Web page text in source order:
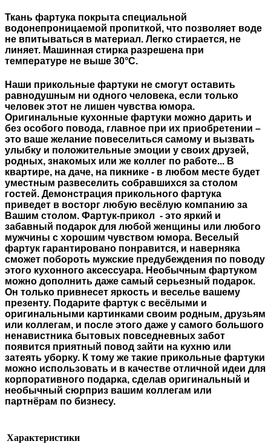
Ткань фартука покрыта специальной
водонепроницаемой пропиткой, что позволяет воде
не впитываться в материал. Легко стирается, не
линяет. Машинная стирка разрешена при
температуре не выше 30°C.
Наши прикольные фартуки не смогут оставить
равнодушным ни одного человека, если только
человек этот не лишен чувства юмора.
Оригинальные кухонные фартуки можно дарить и
без особого повода, главное при их приобретении –
это ваше желание повеселиться самому и вызвать
улыбку и положительные эмоции у своих друзей,
родных, знакомых или же коллег по работе... В
квартире, на даче, на пикнике - в любом месте будет
уместным развеселить собравшихся за столом
гостей. Демонстрация прикольного фартука
приведет в восторг любую весёлую компанию за
Вашим столом. Фартук-прикол - это яркий и
забавный подарок для любой женщины или любого
мужчины с хорошим чувством юмора. Веселый
фартук гарантировано понравится, и наверняка
сможет побороть мужские предубеждения по поводу
этого кухонного аксессуара. Необычным фартуком
можно дополнить даже самый серьезный подарок.
Он только привнесет яркость и веселье вашему
презенту. Подарите фартук с весёлыми и
оригинальными картинками своим родным, друзьям
или коллегам, и после этого даже у самого большого
ненавистника бытовых повседневных забот
появится приятный повод зайти на кухню или
затеять уборку. К тому же такие прикольные фартуки
можно использовать и в качестве отличной идеи для
корпоративного подарка, сделав оригинальный и
необычный сюрприз вашим коллегам или
партнёрам по бизнесу.
Характеристики